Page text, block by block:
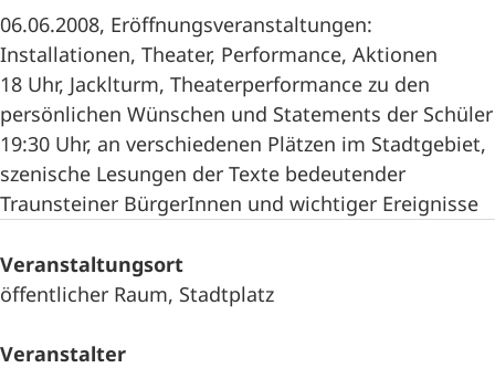
06.06.2008, Eröffnungsveranstaltungen:
Installationen, Theater, Performance, Aktionen
18 Uhr, Jacklturm, Theaterperformance zu den
persönlichen Wünschen und Statements der Schüler
19:30 Uhr, an verschiedenen Plätzen im Stadtgebiet,
szenische Lesungen der Texte bedeutender
Traunsteiner BürgerInnen und wichtiger Ereignisse
Veranstaltungsort
öffentlicher Raum, Stadtplatz
Veranstalter